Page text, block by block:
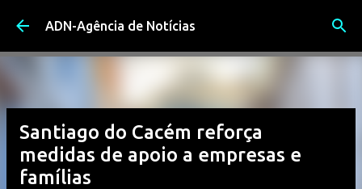
Avançar para o conteúdo principal
ADN-Agência de Notícias
Santiago do Cacém reforça
medidas de apoio a empresas e
famílias